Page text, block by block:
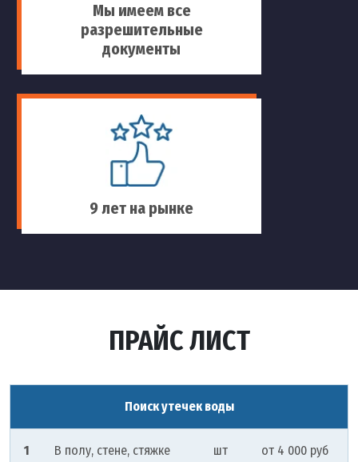
Мы имеем все
разрешительные
документы
9 лет на рынке
ПРАЙС ЛИСТ
Поиск утечек воды
1 В полу, стене, стяжке шт от 4 000 руб